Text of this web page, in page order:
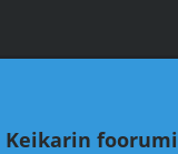
Keikarin foorumi